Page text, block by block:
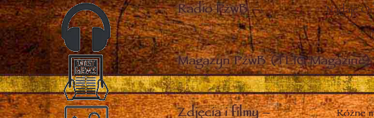
Radio PżwB– Nadaje
Magazyn PżwB (TLIG Magazine)
Zdjęcia i filmy– Różne